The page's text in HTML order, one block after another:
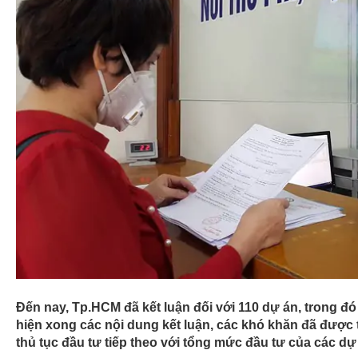
16:34
“quá thấp, quá vô lý”!
16:22
40.000 đồng “bảo bối” tiết kiệm điện tới
ngờ phía sau
16:16
Thế giới Di động (MWG): Doanh số tăng
sau mùa thấp điểm tháng 3, gia tăng
16:10
7 bí quyết sống thọ trăm tuổi mà không
người Nhật Bản, rất đáng để học hỏi
15:32
Quý 1 PVS lãi 164 tỷ đồng, tăng 35% so
hoạt động liên kết
15:26
Lãi suất bình quân của trái phiếu doanh
1/2021 gần 10%/năm
Đến nay, Tp.HCM đã kết luận đối với 110 dự án, trong
hiện xong các nội dung kết luận, các khó khăn đã
thủ tục đầu tư tiếp theo với tổng mức đầu tư của các dự